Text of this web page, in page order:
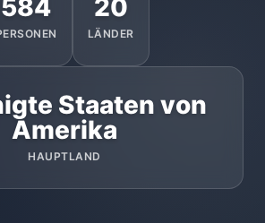
584 20
LÄNDER
Staaten von
Amerika
HAUPTLAND